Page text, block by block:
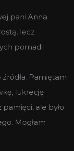
pani Anna
lecz
pomad i
Pamiętam
lukrecję
pamięci, ale było
Mogłam